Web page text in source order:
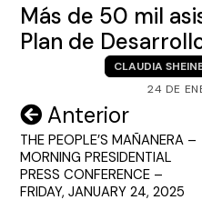
Más de 50 mil
Plan de
CLAUDIA
24 DE
Navegación
de
entradas
Anterior
THE PEOPLE’S MAÑANERA –
MORNING PRESIDENTIAL
PRESS CONFERENCE –
FRIDAY, JANUARY 24, 2025